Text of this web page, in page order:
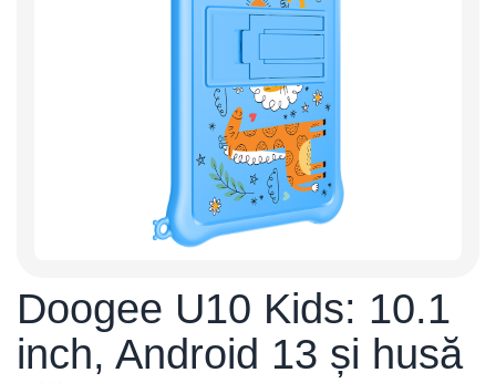
Doogee U10 Kids: 10.1
inch, Android 13 și husă